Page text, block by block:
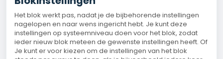
Het blok werkt pas, nadat je de bijbehorende instellingen
nagelopen en naar wens ingericht hebt. Je kunt deze
instellingen op systeemniveau doen voor het blok, zodat
ieder nieuw blok meteen de gewenste instellingen heeft. Of
Je kunt er voor kiezen om de instellingen van het blok